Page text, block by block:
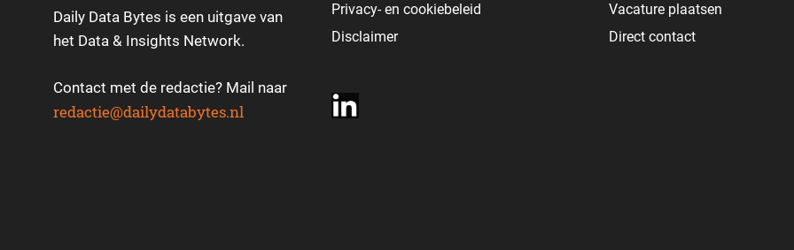
Daily Data Bytes is een uitgave van
het Data & Insights Network.
Contact met de redactie? Mail naar
redactie@dailydatabytes.nl
Privacy-en cookiebeleid
Disclaimer
Vacature plaatsen
Direct contact